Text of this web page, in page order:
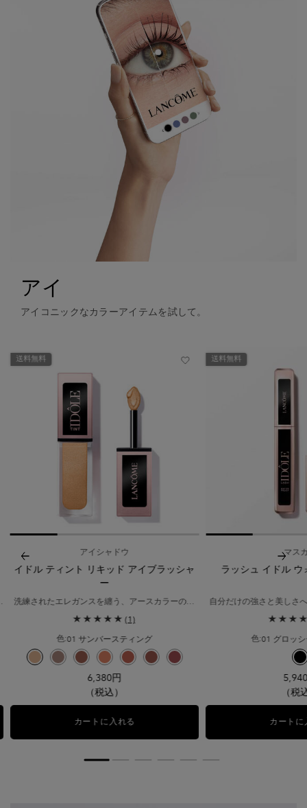
アイ
アイコニックなカラーアイテムを試して。
イ ウォータープルーフ N、1/1
ー ラッシュ イドル、1/2
のカラー ラッシュ イドル、2/2
送料無料
アイシャドウ
イドル ティント リキッド アイブラッシャ
ー
洗練されたエレガンスを纏う、アースカラーの色
高い密着力で、マルチ使いも叶うリキッド アイシ
(1)
色:01 サンバースティング
色を選択してください {1} の場合
選択済み
01 サンバースティング のカラー イドル ティント リキッド アイブラッシ
選択済み
02 デザート サンド のカラー イドル ティント リキッド アイブラ
選択済み
03 ホット ラヴァ のカラー イドル ティント リキッド アイ
選択済み
04 シエンナ のカラー イドル ティント リキッド アイ
選択済み
05 サンド ストーム のカラー イドル ティント
選択済み
06 キャニオン クレイ のカラー イドル
選択済み
07 アース レッド のカラー イドル
6,380円
（税込）
カートに入れる イドル ティント リキッド アイブラッシャ
送料無料
マス
ラッシュ イドル ウ
自分だけの強さと美しさ
色:01 グロッ
（税
カートに